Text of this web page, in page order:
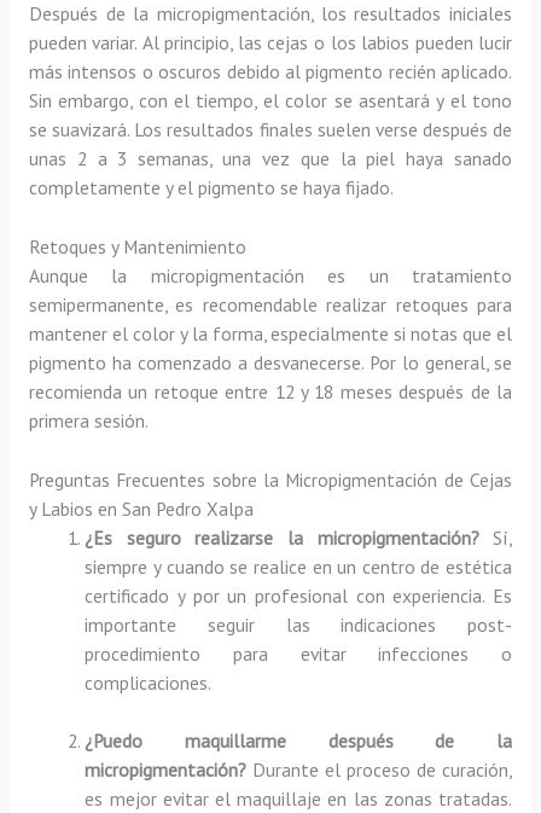
Después de la micropigmentación, los resultados iniciales
pueden variar. Al principio, las cejas o los labios pueden lucir
más intensos o oscuros debido al pigmento recién aplicado.
Sin embargo, con el tiempo, el color se asentará y el tono
se suavizará. Los resultados finales suelen verse después de
unas 2 a 3 semanas, una vez que la piel haya sanado
completamente y el pigmento se haya fijado.
Retoques y Mantenimiento
Aunque la micropigmentación es un tratamiento
semipermanente, es recomendable realizar retoques para
mantener el color y la forma, especialmente si notas que el
pigmento ha comenzado a desvanecerse. Por lo general, se
recomienda un retoque entre 12 y 18 meses después de la
primera sesión.
Preguntas Frecuentes sobre la Micropigmentación de Cejas
y Labios en San Pedro Xalpa
¿Es seguro realizarse la micropigmentación?Sí,
siempre y cuando se realice en un centro de estética
certificado y por un profesional con experiencia. Es
importante seguir las indicaciones post-
procedimiento para evitar infecciones o
complicaciones.
¿Puedo maquillarme después de la
micropigmentación? Durante el proceso de curación,
es mejor evitar el maquillaje en las zonas tratadas.